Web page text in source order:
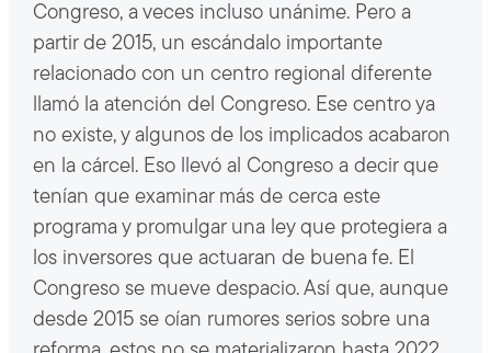
Congreso, a veces incluso unánime. Pero a
partir de 2015, un escándalo importante
relacionado con un centro regional diferente
llamó la atención del Congreso. Ese centro ya
no existe, y algunos de los implicados acabaron
en la cárcel. Eso llevó al Congreso a decir que
tenían que examinar más de cerca este
programa y promulgar una ley que protegiera a
los inversores que actuaran de buena fe. El
Congreso se mueve despacio. Así que, aunque
desde 2015 se oían rumores serios sobre una